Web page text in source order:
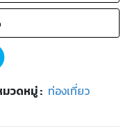
มวดหมู่: ท่องเที่ยว